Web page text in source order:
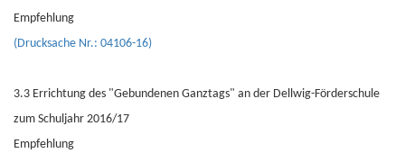
Empfehlung
(Drucksache Nr.: 04106-16)
3.3 Errichtung des "Gebundenen Ganztags" an der Dellwig-Förderschule
zum Schuljahr 2016/17
Empfehlung